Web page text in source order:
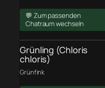
💬 Zum passenden
Chatraum wechseln
Grünling (Chloris
chloris)
Grünfink